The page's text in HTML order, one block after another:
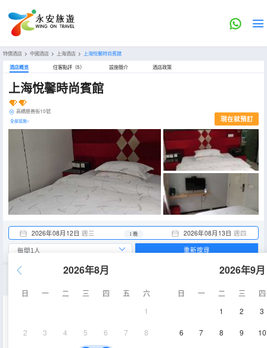
特價酒店 > 中國酒店 > 上海酒店 > 上海悅馨時尚賓館
酒店概览 住客點評（5） 設施簡介 酒店政策
上海悅馨時尚賓館
高橋慈善街10號
全部設施> 現在就預訂
2026年08月12日 週三 2026年08月13日 週四
1 晚
2026年8月
日 一 二 三 四 五
六
1
2 3 4 5 6 7 8
2026年9月
日 一 二 三
四
1
2 3
6 7 8 9 10
重新搜尋
空調